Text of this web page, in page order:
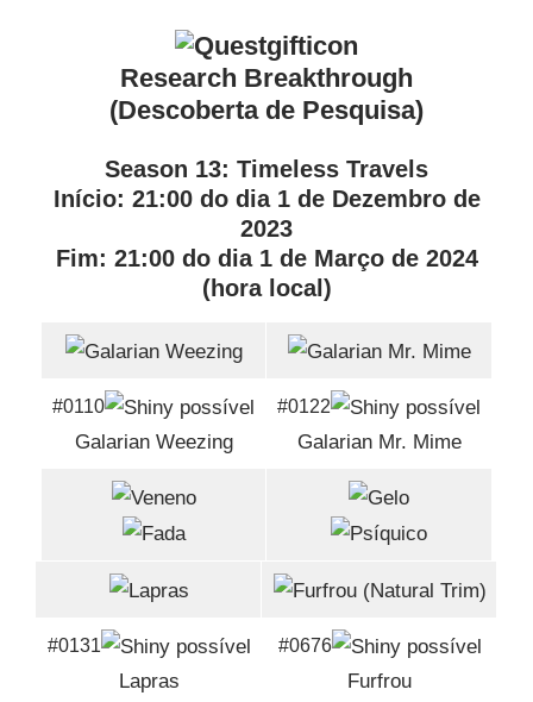
Research Breakthrough
(Descoberta de Pesquisa)
Season 13: Timeless Travels
Início: 21:00 do dia 1 de Dezembro de
2023
Fim: 21:00 do dia 1 de Março de 2024
(hora local)
#0110
Galarian Weezing
#0122
Galarian Mr. Mime
#0131
Lapras
#0676
Furfrou